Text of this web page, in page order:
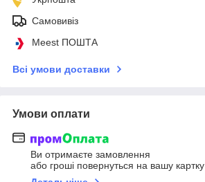
Самовивіз
Meest ПОШТА
Всі умови доставки
Умови оплати
Ви отримаєте замовлення
або гроші повернуться на вашу картку